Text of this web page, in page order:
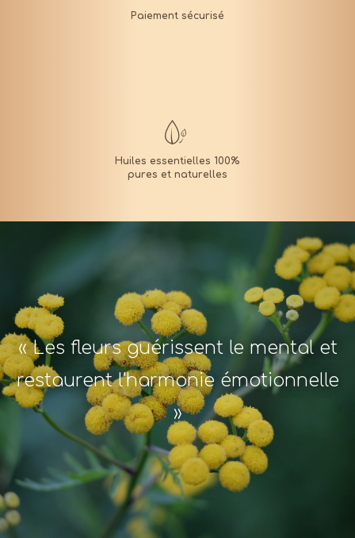
« Les fleurs guérissent le mental et
restaurent l'harmonie émotionnelle
»